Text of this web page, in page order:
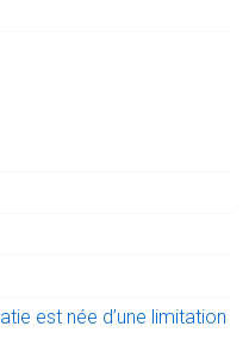
est née d’une limitation